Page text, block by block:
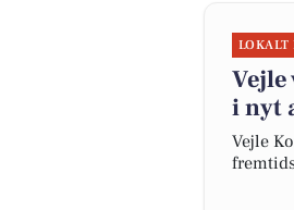
LOKALT
i nyt
Vejle